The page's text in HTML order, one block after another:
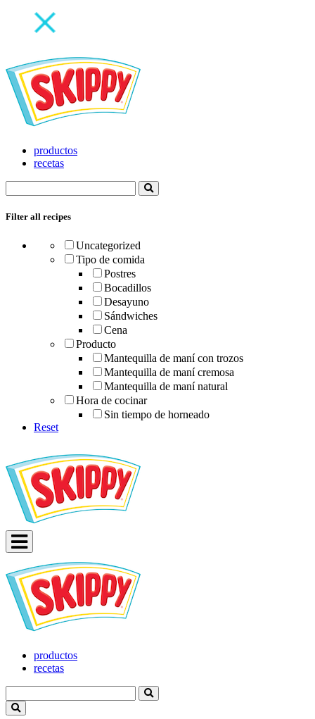
productos
recetas
Filter all recipes
Uncategorized
Tipo de comida
Postres
Bocadillos
Desayuno
Sándwiches
Cena
Producto
Mantequilla de maní con trozos
Mantequilla de maní cremosa
Mantequilla de maní natural
Hora de cocinar
Sin tiempo de horneado
Reset
productos
recetas